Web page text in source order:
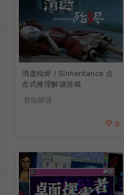
消逝殆烬 / Sinheritance 点
击式推理解谜游戏
冒险解谜
0